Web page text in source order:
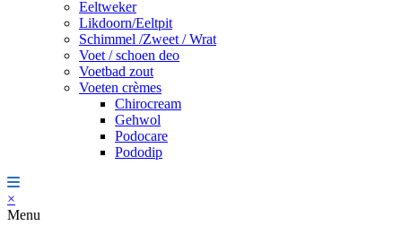
Eeltweker
Likdoorn/Eeltpit
Schimmel /Zweet / Wrat
Voet / schoen deo
Voetbad zout
Voeten crèmes
Chirocream
Gehwol
Podocare
Pododip
×
Menu